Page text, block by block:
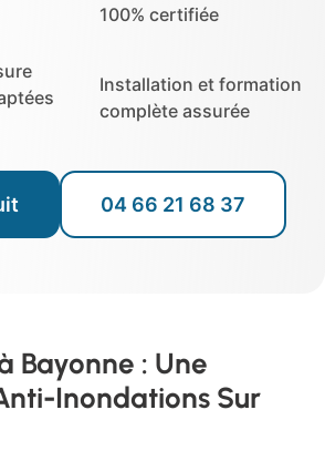
100% certifiée
Installation et formation
complète assurée
04 66 21 68 37
Bayonne : Une
Inondations Sur